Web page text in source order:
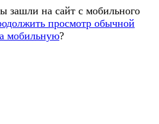
зашли на сайт с мобильного
просмотр обычной
мобильную?